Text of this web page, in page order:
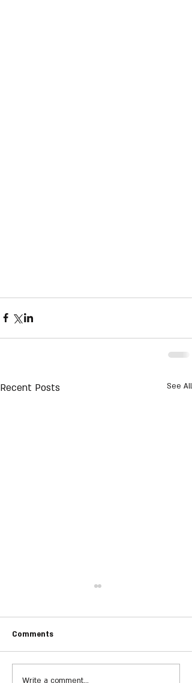
Recent Posts See All
Comments
Write a comment...